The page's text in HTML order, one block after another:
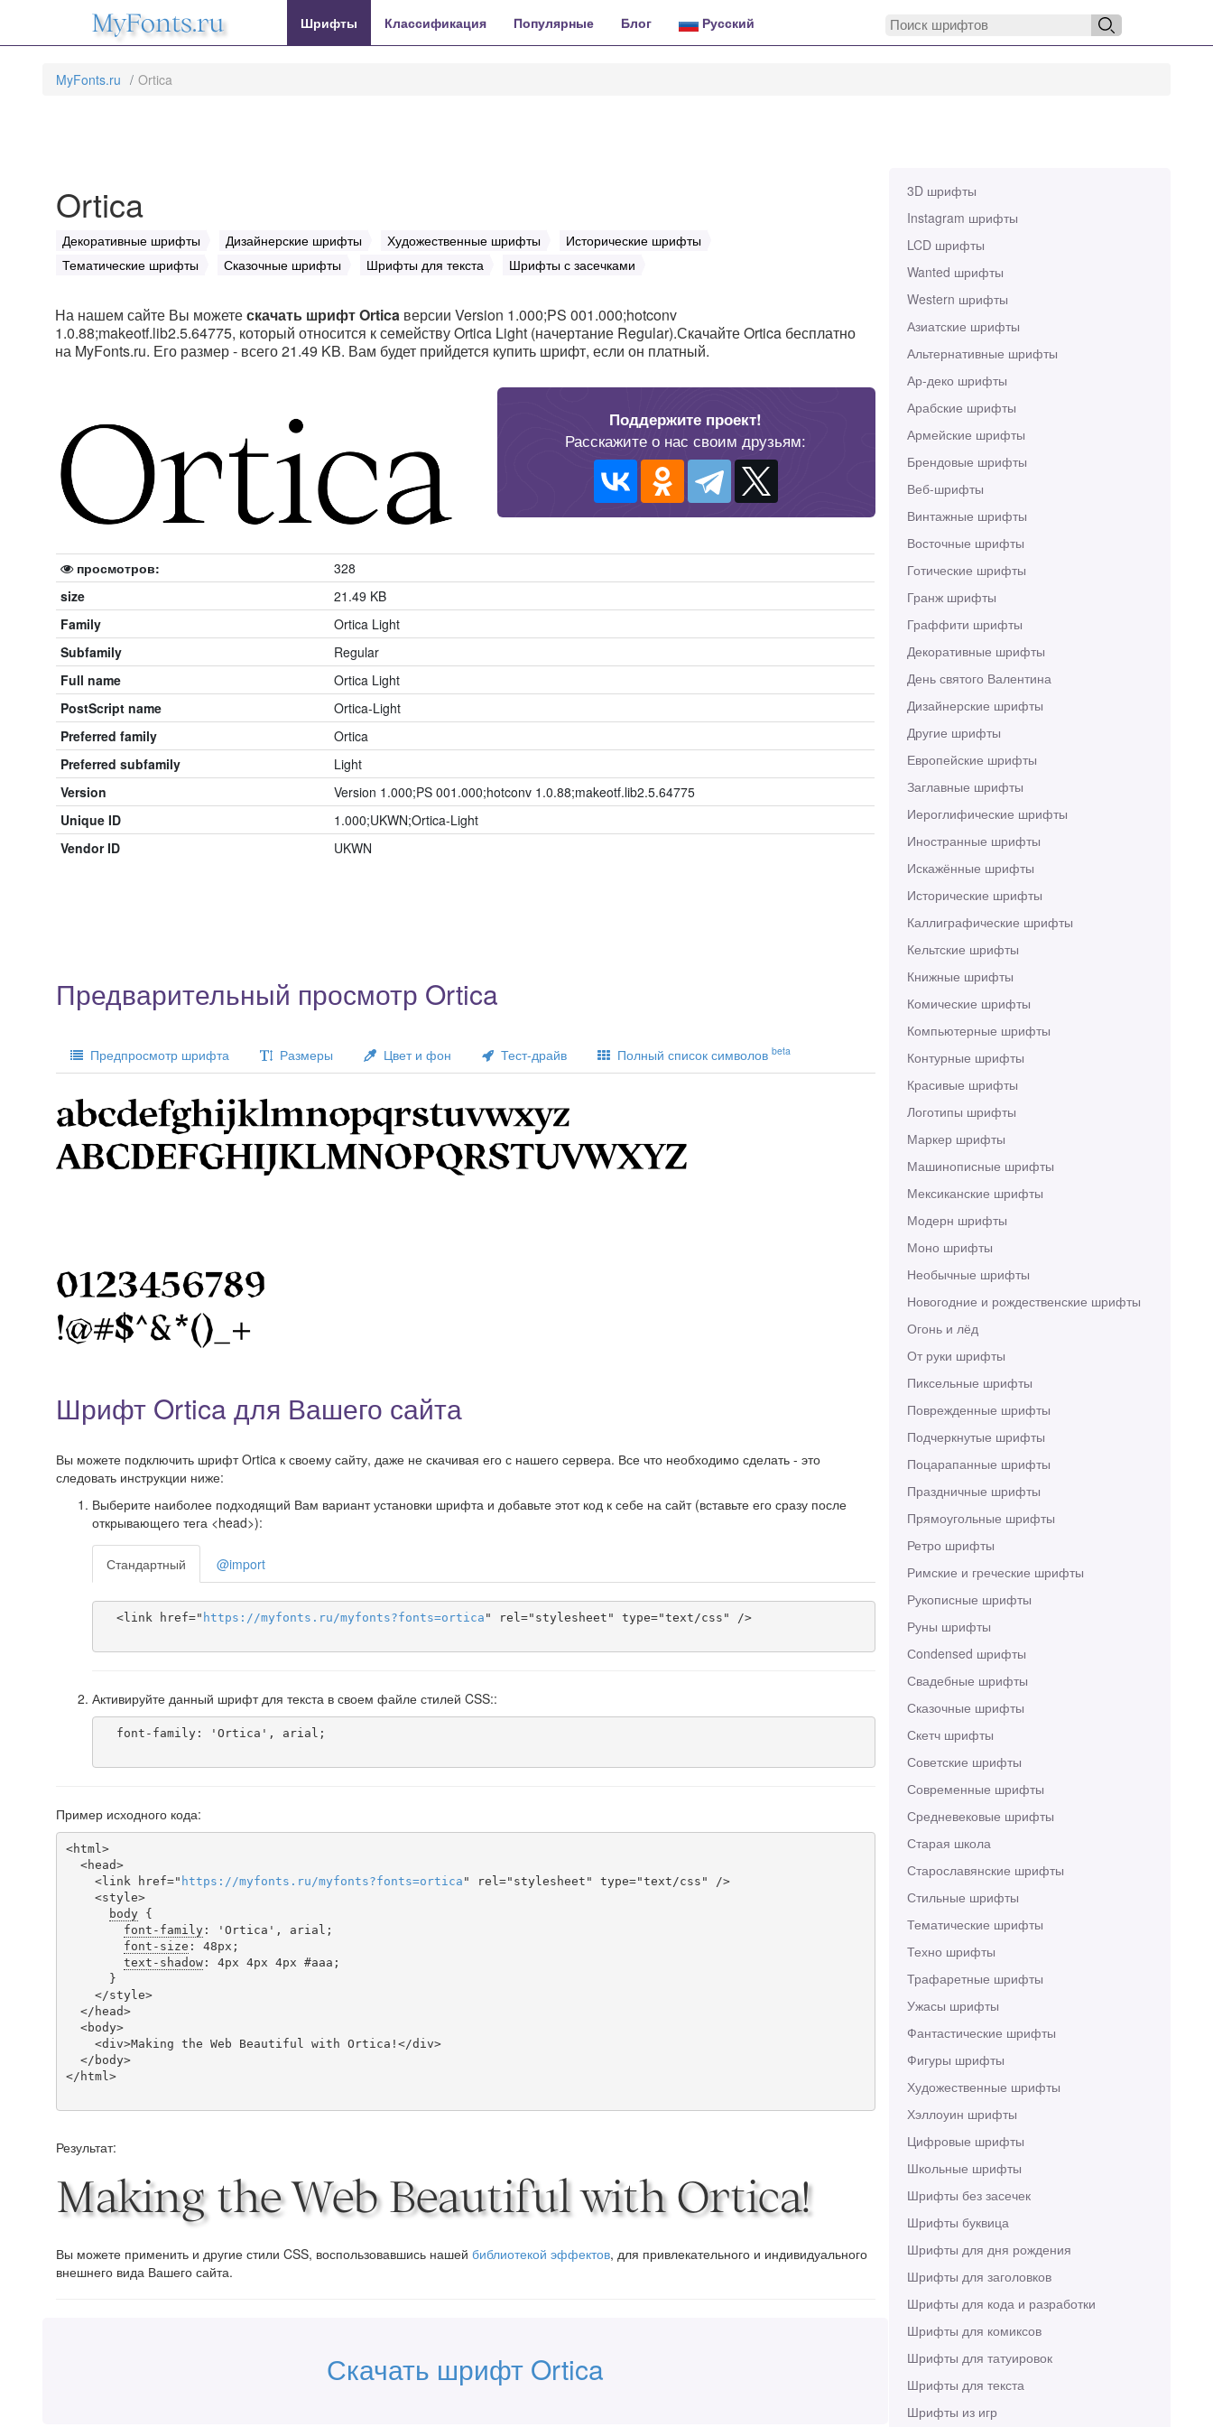
MyFonts.ru Шрифты Классификация Популярные Блог Русский
MyFonts.ru Ortica
3D шрифты
Instagram шрифты
LCD шрифты
Wanted шрифты
Western шрифты
Азиатские шрифты
Альтернативные шрифты
Ар-деко шрифты
Арабские шрифты
Армейские шрифты
Брендовые шрифты
Веб-шрифты
Винтажные шрифты
Восточные шрифты
Готические шрифты
Гранж шрифты
Граффити шрифты
Декоративные шрифты
День святого Валентина
Дизайнерские шрифты
Другие шрифты
Европейские шрифты
Заглавные шрифты
Иероглифические шрифты
Иностранные шрифты
Искажённые шрифты
Исторические шрифты
Каллиграфические шрифты
Кельтские шрифты
Книжные шрифты
Комические шрифты
Компьютерные шрифты
Контурные шрифты
Красивые шрифты
Логотипы шрифты
Маркер шрифты
Машинописные шрифты
Мексиканские шрифты
Модерн шрифты
Моно шрифты
Необычные шрифты
Новогодние и рождественские шрифты
Огонь и лёд
От руки шрифты
Пиксельные шрифты
Поврежденные шрифты
Подчеркнутые шрифты
Поцарапанные шрифты
Праздничные шрифты
Прямоугольные шрифты
Ретро шрифты
Римские и греческие шрифты
Рукописные шрифты
Руны шрифты
Сondensed шрифты
Свадебные шрифты
Сказочные шрифты
Скетч шрифты
Советские шрифты
Современные шрифты
Средневековые шрифты
Старая школа
Старославянские шрифты
Стильные шрифты
Тематические шрифты
Техно шрифты
Трафаретные шрифты
Ужасы шрифты
Фантастические шрифты
Фигуры шрифты
Художественные шрифты
Хэллоуин шрифты
Цифровые шрифты
Школьные шрифты
Шрифты без засечек
Шрифты буквица
Шрифты для дня рождения
Шрифты для заголовков
Шрифты для кода и разработки
Шрифты для комиксов
Шрифты для татуировок
Шрифты для текста
Шрифты из игр
Ortica
Декоративные шрифты Дизайнерские шрифты Художественные шрифты
Исторические шрифты
Тематические шрифты
Сказочные шрифты Шрифты для текста Шрифты с засечками
На нашем сайте Вы можетескачать шрифт Ortica версии Version 1.000;PS 001.000;hotconv
1.0.88;makeotf.lib2.5.64775, который относится к семейству Ortica Light (начертание Regular).Скачайте Ortica бесплатно
на MyFonts.ru. Его размер - всего 21.49 KB. Вам будет прийдется купить шрифт, если он платный.
Поддержите проект!
Расскажите о нас своим друзьям:
просмотров:
328
size
21.49 KB
Family
Ortica Light
Subfamily
Regular
Full name
Ortica Light
PostScript name
Ortica-Light
Preferred family
Ortica
Preferred subfamily
Light
Version
Version 1.000;PS 001.000;hotconv 1.0.88;makeotf.lib2.5.64775
Unique ID
1.000;UKWN;Ortica-Light
Vendor ID
UKWN
Предварительный просмотр Ortica
Предпросмотр шрифта Размеры Цвет и фон Тест-драйв Полный список символов beta
Шрифт Ortica для Вашего сайта
Вы можете подключить шрифт Ortica к своему сайту, даже не скачивая его с нашего сервера. Все что необходимо сделать - это
следовать инструкции ниже:
Выберите наиболее подходящий Вам вариант установки шрифта и добавьте этот код к себе на сайт (вставьте его сразу после
открывающего тега <head>):
Стандартный @import
  <link href="
https ://myfonts . ru/myfonts?fonts=ortica " rel="stylesheet" type="text/css" />
Активируйте данный шрифт для текста в своем файле стилей CSS::
Пример исходного кода:
<html>
    <link href="
https ://myfonts . ru/myfonts?fonts=ortica " rel="stylesheet" type="text/css" />
body {
font-family: 'Ortica', arial;
font-size : 48px;
text-shadow: 4px 4px 4px #aaa;
</html>
Результат:
Making the Web Beautiful with Ortica!
Вы можете применить и другие стили CSS, воспользовавшись нашей библиотекой эффектов, для привлекательного и индивидуального
внешнего вида Вашего сайта.
Скачать шрифт Ortica